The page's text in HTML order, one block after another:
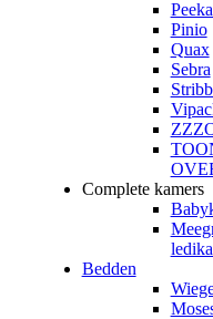
Pinio
Quax
Sebra
Complete kamers
Bedden